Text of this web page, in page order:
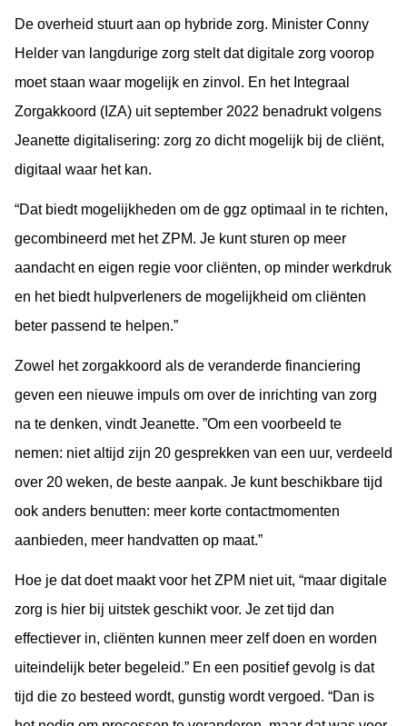
De overheid stuurt aan op hybride zorg. Minister Conny
Helder van langdurige zorg stelt dat digitale zorg voorop
moet staan waar mogelijk en zinvol. En het Integraal
Zorgakkoord (IZA) uit september 2022 benadrukt volgens
Jeanette digitalisering: zorg zo dicht mogelijk bij de cliënt,
digitaal waar het kan.
“Dat biedt mogelijkheden om de ggz optimaal in te richten,
gecombineerd met het ZPM. Je kunt sturen op meer
aandacht en eigen regie voor cliënten, op minder werkdruk
en het biedt hulpverleners de mogelijkheid om cliënten
beter passend te helpen.”
Zowel het zorgakkoord als de veranderde financiering
geven een nieuwe impuls om over de inrichting van zorg
na te denken, vindt Jeanette. ”Om een voorbeeld te
nemen: niet altijd zijn 20 gesprekken van een uur, verdeeld
over 20 weken, de beste aanpak. Je kunt beschikbare tijd
ook anders benutten: meer korte contactmomenten
aanbieden, meer handvatten op maat.”
Hoe je dat doet maakt voor het ZPM niet uit, “maar digitale
zorg is hier bij uitstek geschikt voor. Je zet tijd dan
effectiever in, cliënten kunnen meer zelf doen en worden
uiteindelijk beter begeleid.” En een positief gevolg is dat
tijd die zo besteed wordt, gunstig wordt vergoed. “Dan is